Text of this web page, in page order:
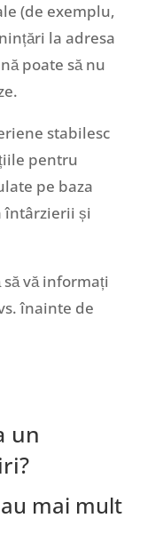
(de exemplu,
la adresa
poate să nu
stabilesc
pentru
pe baza
întârzierii și
vă informați
înainte de
un
mai mult